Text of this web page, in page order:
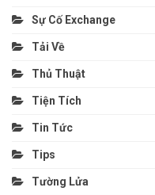
Sự Cố Exchange
Tải Về
Thủ Thuật
Tiện Tích
Tin Tức
Tips
Tường Lửa